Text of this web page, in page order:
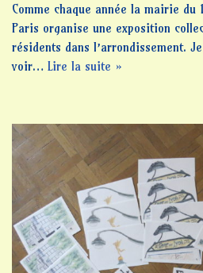
Comme chaque année la mairie du
Paris organise une exposition
résidents dans l’arrondissement.
voir… Lire la suite »